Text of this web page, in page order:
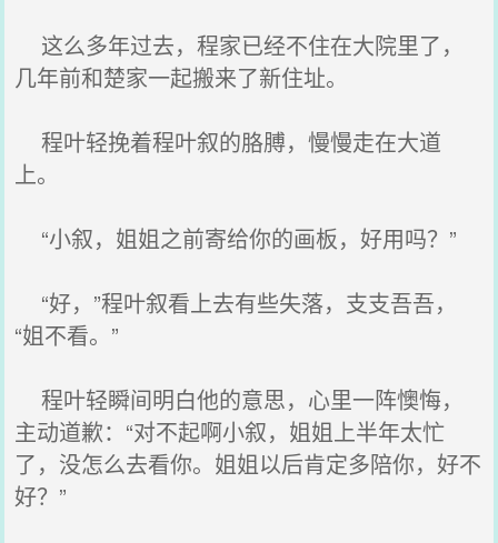
这么多年过去，程家已经不住在大院里了，
几年前和楚家一起搬来了新住址。
程叶轻挽着程叶叙的胳膊，慢慢走在大道
上。
“小叙，姐姐之前寄给你的画板，好用吗？”
“好，”程叶叙看上去有些失落，支支吾吾，
“姐不看。”
程叶轻瞬间明白他的意思，心里一阵懊悔，
主动道歉：“对不起啊小叙，姐姐上半年太忙
了，没怎么去看你。姐姐以后肯定多陪你，好不
好？”